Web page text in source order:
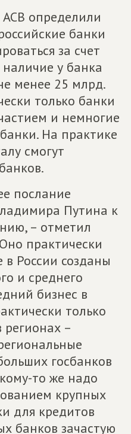
АСВ определили
банки
за счет
у банка
менее 25 млрд.
только банки
и немногие
На практике
смогут
послание
Путина к
– отметил
практически
в России созданы
и среднего
бизнес в
только
–
госбанков
то же надо
крупных
для кредитов
банков зачастую